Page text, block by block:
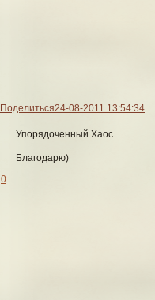
Поделиться24-08-2011 13:54:34
Упорядоченный Хаос
Благодарю)
0